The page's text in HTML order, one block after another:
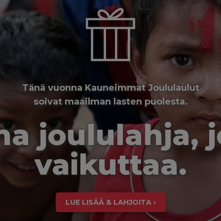
Tänä vuonna Kauneimmat Joululaulut
soivat maailman lasten puolesta.
joululahja,
vaikuttaa.
LUE LISÄÄ & LAHJOITA ›